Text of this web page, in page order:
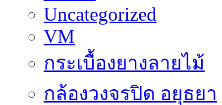
Uncategorized
VM
กระเบื้องยางลายไม้
กล้องวงจรปิด อยุธยา